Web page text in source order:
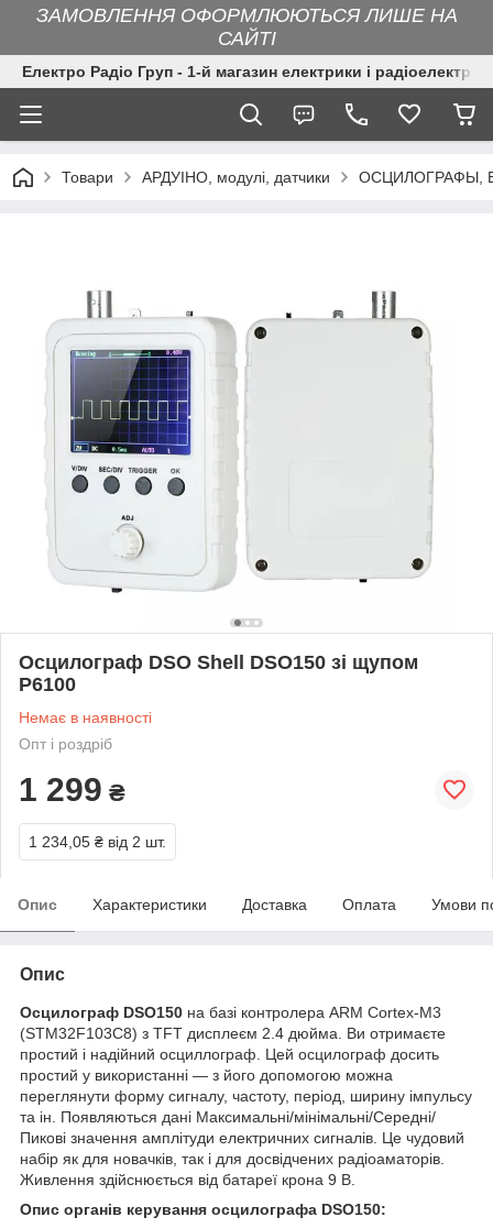
ЗАМОВЛЕННЯ ОФОРМЛЮЮТЬСЯ ЛИШЕ НА
САЙТІ
Електро Радіо Груп - 1-й магазин електрики і
Товари АРДУІНО, модулі, датчики ОСЦИЛОГРАФЫ,
Осцилограф DSO Shell DSO150 зі щупом
P6100
Немає в наявності
Опт і роздріб
1 299 ₴
1 234,05 ₴ від 2 шт.
Опис Характеристики Доставка Оплата Умови
Опис
Осцилограф DSO150 на базі контролера ARM Cortex-M3
(STM32F103C8) з TFT дисплеєм 2.4 дюйма. Ви отримаєте
простий і надійний осциллограф. Цей осцилограф досить
простий у використанні — з його допомогою можна
переглянути форму сигналу, частоту, період, ширину імпульсу
та ін. Появляються дані Максимальні/мінімальні/Середні/
Пикові значення амплітуди електричних сигналів. Це чудовий
набір як для новачків, так і для досвідчених радіоаматорів.
Живлення здійснюється від батареї крона 9 В.
Опис органів керування осцилографа DSO150: